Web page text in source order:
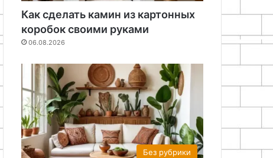
Как сделать камин из картонных
коробок своими руками
06.08.2026
Без рубрики